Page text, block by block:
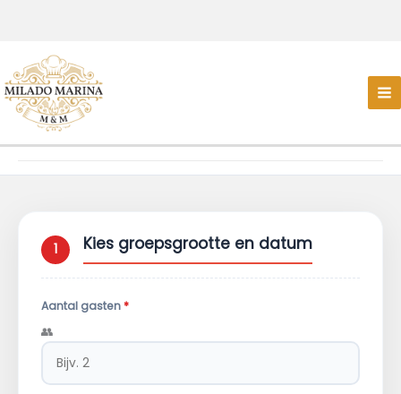
1 Kies groepsgrootte en datum
Aantal gasten*
👥